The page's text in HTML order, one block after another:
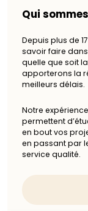
Qui
Depuis plus de
savoir faire
quelle que soit
apporterons la
meilleurs délais.
Notre
permettent
en bout vos
en passant par
service qualité.